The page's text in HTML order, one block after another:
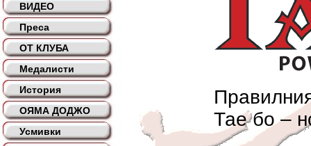
ВИДЕО
Преса
ОТ КЛУБА
Медалисти
История
ОЯМА ДОДЖО
Усмивки
Правилният
Тае бо –